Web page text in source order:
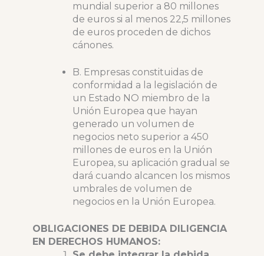
mundial superior a 80 millones
de euros si al menos 22,5 millones
de euros proceden de dichos
cánones.
B. Empresas constituidas de
conformidad a la legislación de
un Estado NO miembro de la
Unión Europea que hayan
generado un volumen de
negocios neto superior a 450
millones de euros en la Unión
Europea, su aplicación gradual se
dará cuando alcancen los mismos
umbrales de volumen de
negocios en la Unión Europea.
OBLIGACIONES DE DEBIDA DILIGENCIA
EN DERECHOS HUMANOS: